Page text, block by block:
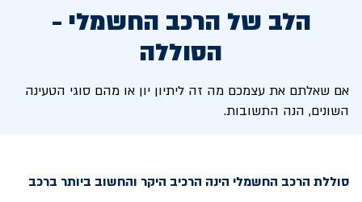
הלב של הרכב החשמלי -
הסוללה
אם שאלתם את עצמכם מה זה ליתיון יון או מהם סוגי הטעינה
השונים, הנה התשובות.
סוללת הרכב החשמלי הינה הרכיב היקר והחשוב ביותר ברכב